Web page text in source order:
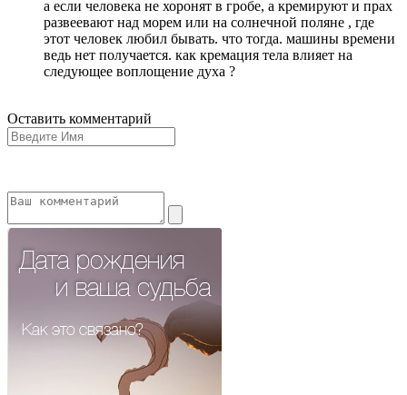
а если человека не хоронят в гробе, а кремируют и прах
развеевают над морем или на солнечной поляне , где
этот человек любил бывать. что тогда. машины времени
ведь нет получается. как кремация тела влияет на
следующее воплощение духа ?
Оставить комментарий